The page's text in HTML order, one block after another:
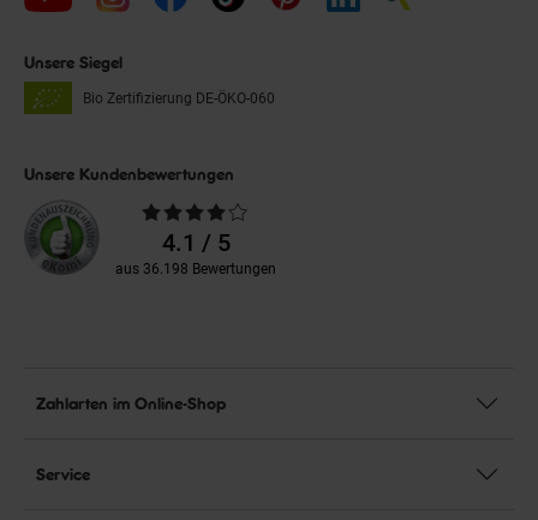
Unsere Siegel
Bio Zertifizierung DE-ÖKO-060
Unsere Kundenbewertungen
Durchschnittliche
Bewertungen4.1 / 5
aus 36.198 Bewertungen
Zahlarten im Online-Shop
Service